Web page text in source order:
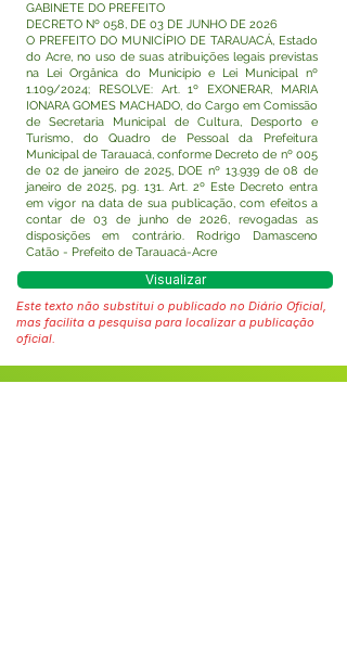
GABINETE DO PREFEITO
DECRETO Nº 058, DE 03 DE JUNHO DE 2026
O PREFEITO DO MUNICÍPIO DE TARAUACÁ, Estado
do Acre, no uso de suas atribuições legais previstas
na Lei Orgânica do Município e Lei Municipal nº
1.109/2024; RESOLVE: Art. 1º EXONERAR, MARIA
IONARA GOMES MACHADO, do Cargo em Comissão
de Secretaria Municipal de Cultura, Desporto e
Turismo, do Quadro de Pessoal da Prefeitura
Municipal de Tarauacá, conforme Decreto de nº 005
de 02 de janeiro de 2025, DOE nº 13.939 de 08 de
janeiro de 2025, pg. 131. Art. 2º Este Decreto entra
em vigor na data de sua publicação, com efeitos a
contar de 03 de junho de 2026, revogadas as
disposições em contrário. Rodrigo Damasceno
Catão - Prefeito de Tarauacá-Acre
Visualizar
Este texto não substitui o publicado no Diário Oficial,
mas facilita a pesquisa para localizar a publicação
oficial.